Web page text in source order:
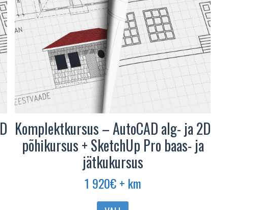
Komplektkursus – AutoCAD alg- ja 2D
põhikursus + SketchUp Pro baas- ja
jätkukursus
1 920€ + km